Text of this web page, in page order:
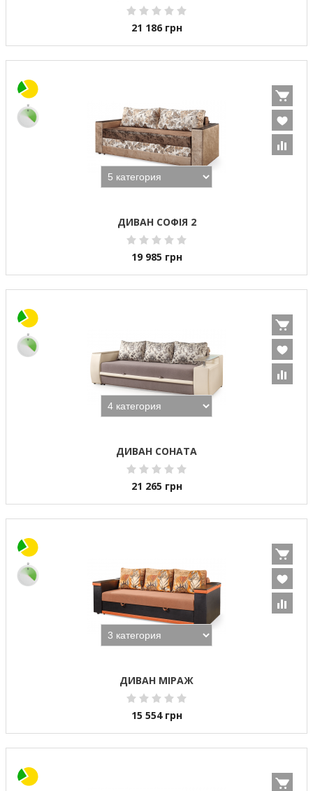
21 186 грн
ДИВАН СОФІЯ 2
19 985 грн
ДИВАН СОНАТА
21 265 грн
ДИВАН МІРАЖ
15 554 грн